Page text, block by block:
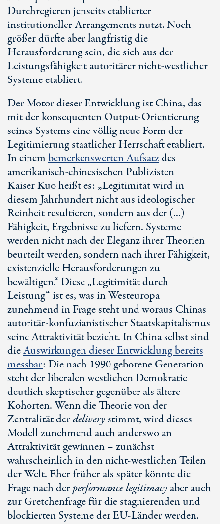
Durchregieren jenseits etablierter
institutioneller Arrangements nutzt. Noch
größer dürfte aber langfristig die
Herausforderung sein, die sich aus der
Leistungsfähigkeit autoritärer nicht-westlicher
Systeme etabliert.
Der Motor dieser Entwicklung ist China, das
mit der konsequenten Output-Orientierung
seines Systems eine völlig neue Form der
Legitimierung staatlicher Herrschaft etabliert.
In einembemerkenswerten Aufsatzdes
amerikanisch-chinesischen Publizisten
Kaiser Kuoheißt es: „Legitimität wird in
diesem Jahrhundert nicht aus ideologischer
Reinheit resultieren, sondern aus der (...)
Fähigkeit, Ergebnisse zu liefern. Systeme
werden nicht nach der Eleganz ihrer Theorien
beurteilt werden, sondern nach ihrer Fähigkeit,
existenzielle Herausforderungen zu
bewältigen.“ Diese „Legitimität durch
Leistung“ ist es, was in Westeuropa
zunehmend in Frage steht und woraus Chinas
autoritär-konfuzianistischer Staatskapitalismus
seine Attraktivität bezieht. In China selbst sind
dieAuswirkungen dieser Entwicklung bereits
messbar: Die nach 1990 geborene Generation
steht der liberalen westlichen Demokratie
deutlich skeptischer gegenüber als ältere
Kohorten. Wenn die Theorie von der
Zentralität derdeliverystimmt, wird dieses
Modell zunehmend auch anderswo an
Attraktivität gewinnen – zunächst
wahrscheinlich in den nicht-westlichen Teilen
der Welt. Eher früher als später könnte die
Frage nach derperformance legitimacyaber auch
zur Gretchenfrage für die stagnierenden und
blockierten Systeme derEU-Länderwerden.